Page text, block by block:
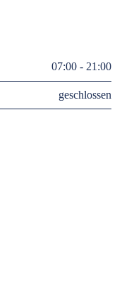
07:00 - 21:00
geschlossen